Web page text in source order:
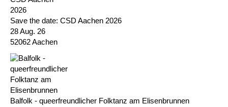
Save the date: CSD Aachen 2026
28 Aug. 26
52062 Aachen
Balfolk - queerfreundlicher Folktanz am Elisenbrunnen